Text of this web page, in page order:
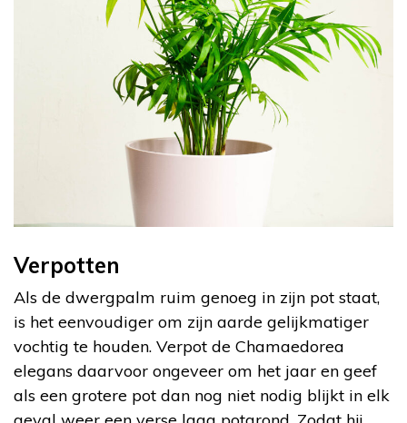
Verpotten
Als de dwergpalm ruim genoeg in zijn pot staat,
is het eenvoudiger om zijn aarde gelijkmatiger
vochtig te houden. Verpot de Chamaedorea
elegans daarvoor ongeveer om het jaar en geef
als een grotere pot dan nog niet nodig blijkt in elk